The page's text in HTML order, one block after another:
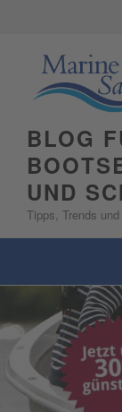
BLOG
UND
Tipps, Trends